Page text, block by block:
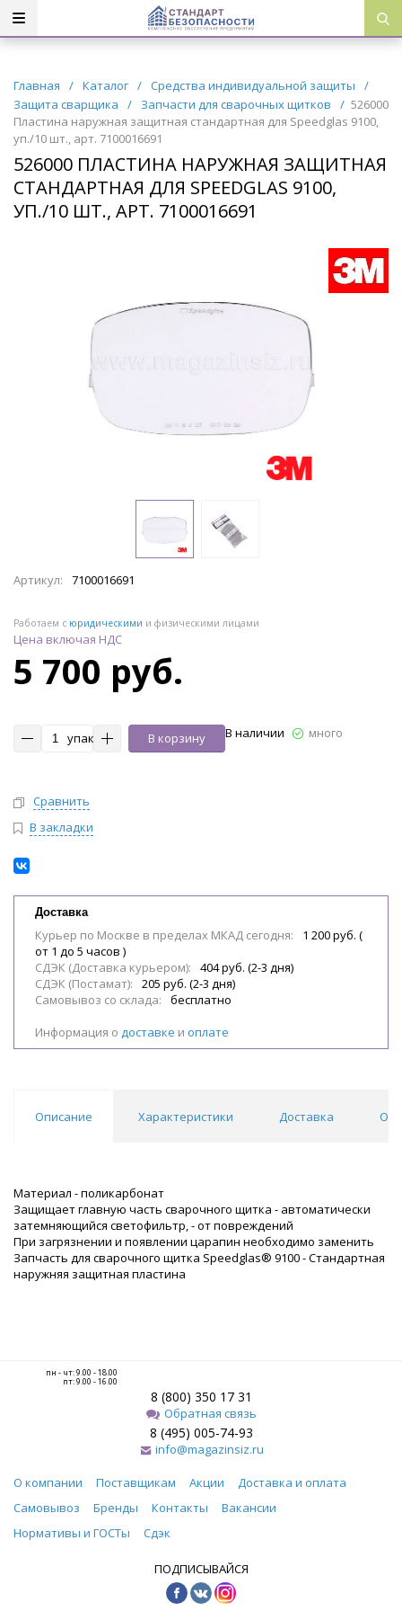
Главная / Каталог / Средства индивидуальной защиты
/
Защита сварщика
/ Запчасти для сварочных щитков / 526000
Пластина наружная защитная стандартная для Speedglas 9100,
уп./10 шт., арт. 7100016691
526000 ПЛАСТИНА НАРУЖНАЯ ЗАЩИТНАЯ
СТАНДАРТНАЯ ДЛЯ SPEEDGLAS 9100,
УП./10 ШТ., АРТ. 7100016691
Артикул: 7100016691
Работаем с юридическими и физическими лицами
Цена включая НДС
5 700 руб.
упак В корзину В наличии много
Сравнить
В закладки
Доставка
Курьер по Москве в пределах МКАД сегодня:
1 200 руб. (
от 1 до 5 часов )
СДЭК (Доставка курьером):
404 руб. (2-3 дня)
СДЭК (Постамат):
205 руб. (2-3 дня)
Самовывоз со склада:
бесплатно
Информация о доставке и оплате
Описание Характеристики Доставка
Материал - поликарбонат
Защищает главную часть сварочного щитка - автоматически
затемняющийся светофильтр, - от повреждений
При загрязнении и появлении царапин необходимо заменить
Запчасть для сварочного щитка Speedglas® 9100 - Стандартная
наружняя защитная пластина
пн - чт: 9.00 - 18.00
пт: 9.00 - 16.00
8 (800) 350 17 31
Обратная связь
8 (495) 005-74-93
info@magazinsiz.ru
О компании Поставщикам Акции
Доставка и оплата
Самовывоз
Бренды Контакты
Вакансии
Нормативы и ГОСТы
Сдэк
ПОДПИСЫВАЙСЯ